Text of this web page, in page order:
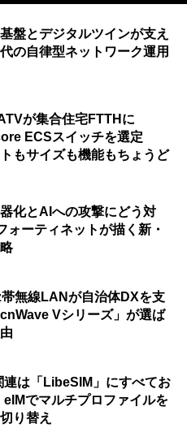
盤とデジタルツインが支え
の自律型ネットワーク運用
が集合住宅FTTHに
ECSスイッチを選定
トもサイズも機能もちょうど
化とAIへの攻撃にどう対
ーティネットが描く新・
無線LANが自治体DXを支
Vシリーズ」が選ば
連は「LibeSIM」にすべてお
でマルチプロファイルを
り替え